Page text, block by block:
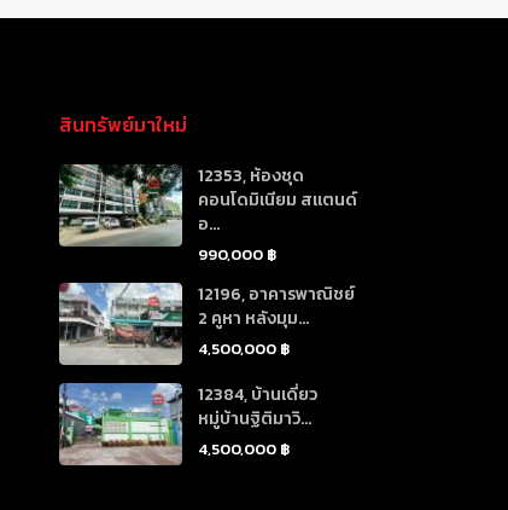
สินทรัพย์มาใหม่
12353, ห้องชุด
คอนโดมิเนียม สแตนด์
อ...
990,000 ฿
12196, อาคารพาณิชย์
2 คูหา หลังมุม...
4,500,000 ฿
12384, บ้านเดี่ยว
หมู่บ้านฐิติมาวิ...
4,500,000 ฿